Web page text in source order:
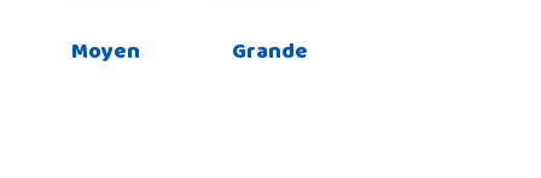
Moyen Grande